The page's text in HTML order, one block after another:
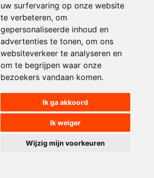
uw surfervaring op onze website
te verbeteren, om
gepersonaliseerde inhoud en
advertenties te tonen, om ons
websiteverkeer te analyseren en
om te begrijpen waar onze
bezoekers vandaan komen.
Ik ga akkoord
Ik weiger
Wijzig mijn voorkeuren
alles voor mij
als een droom
2004